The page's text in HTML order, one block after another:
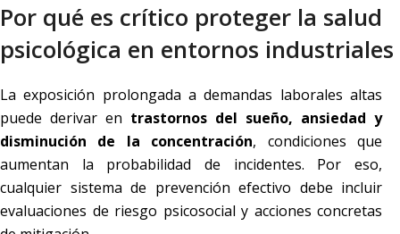
Por qué es crítico proteger la salud
psicológica en entornos industriales
La exposición prolongada a demandas laborales altas
puede derivar en trastornos del sueño, ansiedad y
disminución de la concentración, condiciones que
aumentan la probabilidad de incidentes. Por eso,
cualquier sistema de prevención efectivo debe incluir
evaluaciones de riesgo psicosocial y acciones concretas